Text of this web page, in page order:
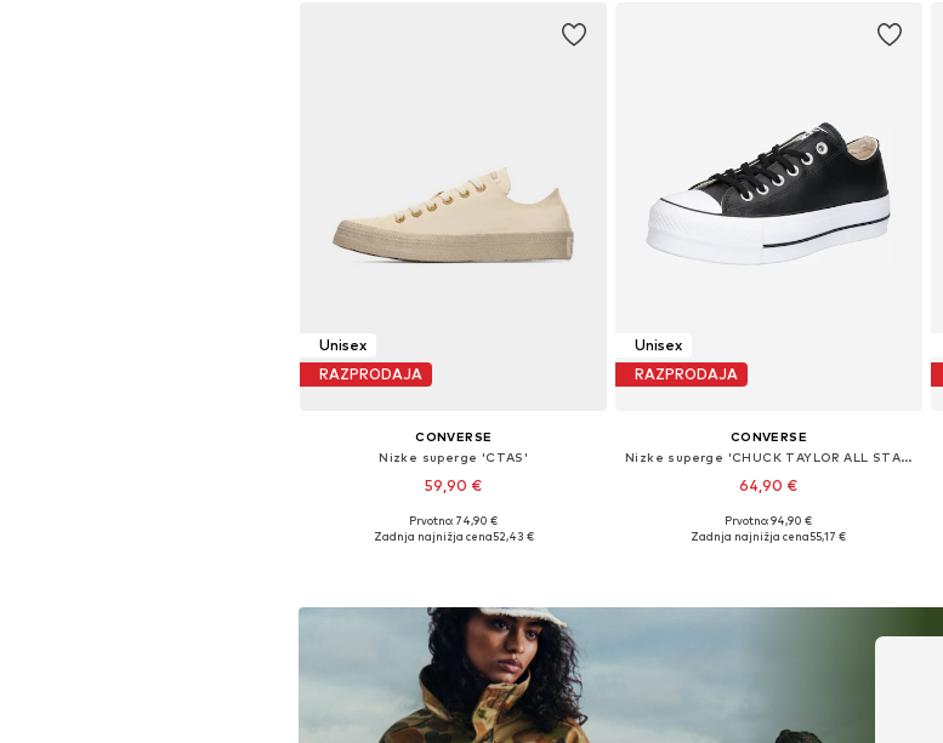
Unisex
RAZPRODAJA
CONVERSE
Nizke superge 'CTAS'
59,90 €
Na voljo v različnih velikostih
Prvotno: 74,90 €
Zadnja najnižja cena52,43 €
Unisex
RAZPRODAJA
CONVERSE
Nizke superge 'CHUCK TAYLOR ALL STAR LIFT PLATFORM LEATHER'
64,90 €
Na voljo v različnih velikostih
Prvotno: 94,90 €
Zadnja najnižja cena55,17 €